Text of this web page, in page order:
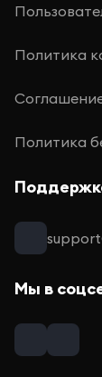
Политика
Политика
Мы в